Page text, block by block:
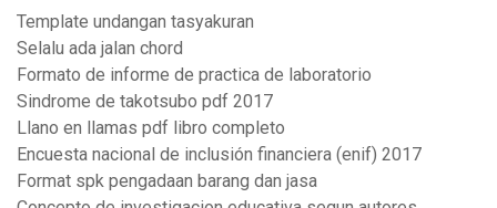
Template undangan tasyakuran
Selalu ada jalan chord
Formato de informe de practica de laboratorio
Sindrome de takotsubo pdf 2017
Llano en llamas pdf libro completo
Encuesta nacional de inclusión financiera (enif) 2017
Format spk pengadaan barang dan jasa